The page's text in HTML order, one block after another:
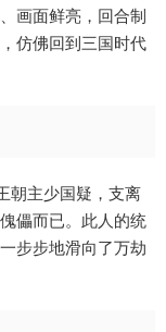
画面鲜亮，回合制
仿佛回到三国时代
朝主少国疑，支离
儡而已。此人的统
步步地滑向了万劫